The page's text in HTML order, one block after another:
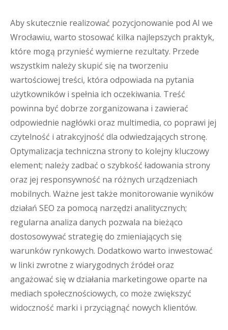
Aby skutecznie realizować pozycjonowanie pod AI we
Wrocławiu, warto stosować kilka najlepszych praktyk,
które mogą przynieść wymierne rezultaty. Przede
wszystkim należy skupić się na tworzeniu
wartościowej treści, która odpowiada na pytania
użytkowników i spełnia ich oczekiwania. Treść
powinna być dobrze zorganizowana i zawierać
odpowiednie nagłówki oraz multimedia, co poprawi jej
czytelność i atrakcyjność dla odwiedzających stronę.
Optymalizacja techniczna strony to kolejny kluczowy
element; należy zadbać o szybkość ładowania strony
oraz jej responsywność na różnych urządzeniach
mobilnych. Ważne jest także monitorowanie wyników
działań SEO za pomocą narzędzi analitycznych;
regularna analiza danych pozwala na bieżąco
dostosowywać strategię do zmieniających się
warunków rynkowych. Dodatkowo warto inwestować
w linki zwrotne z wiarygodnych źródeł oraz
angażować się w działania marketingowe oparte na
mediach społecznościowych, co może zwiększyć
widoczność marki i przyciągnąć nowych klientów.